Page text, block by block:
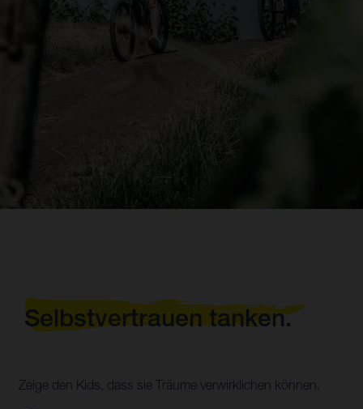
Selbstvertrauen tanken.
Zeige den Kids, dass sie Träume verwirklichen können.